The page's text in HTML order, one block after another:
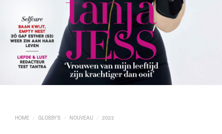
HOME / GLOSSY'S / NOUVEAU / 2023